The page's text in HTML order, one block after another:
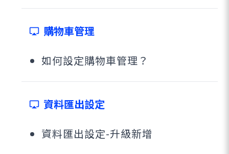
airplay 購物車管理
如何設定購物車管理？
airplay 資料匯出設定
資料匯出設定-升級新增